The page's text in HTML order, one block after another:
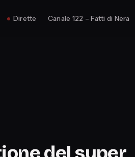
Dirette Canale 122 – Fatti di Nera